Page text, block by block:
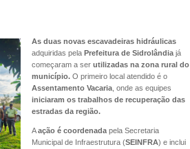
As duas novas escavadeiras hidráulicas
adquiridas pela Prefeitura de Sidrolândiajá
começaram a serutilizadas na zona rural do
município.O primeiro local atendido é o
Assentamento Vacaria, onde as equipes
iniciaram os trabalhos de recuperação das
estradas da região.
Aação é coordenadapela Secretaria
Municipal de Infraestrutura (SEINFRA) e inclui